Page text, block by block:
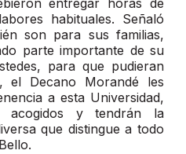
entregar horas de
habituales. Señaló
son para sus familias,
parte importante de su
para que pudieran
el Decano Morandé les
a esta Universidad,
acogidos y tendrán la
que distingue a todo